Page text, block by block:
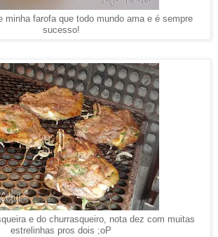
minha farofa que todo mundo ama e é sempre
sucesso!
e do churrasqueiro, nota dez com muitas
estrelinhas pros dois ;oP